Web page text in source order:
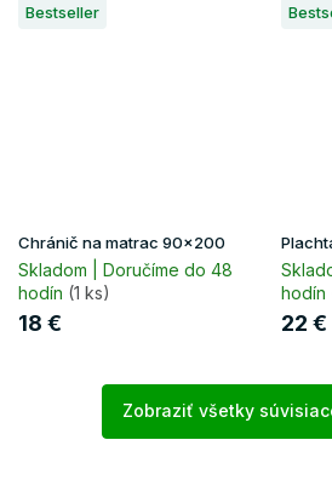
Bestseller
Chránič na matrac 90x200
Skladom | Doručíme do 48
hodín (1 ks)
18 €
hodín
22 €
Zobraziť všetky